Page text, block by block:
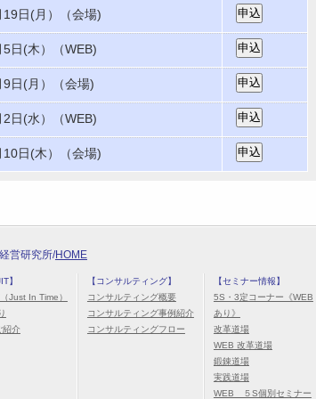
19日(月）（会場)
5日(木）（WEB)
9日(月）（会場)
2日(水）（WEB)
10日(木）（会場)
営研究所/HOME
】
Just In Time）
紹介
【コンサルティング】
コンサルティング概要
コンサルティング事例紹介
コンサルティングフロー
【セミナー情報】
5S・3定コーナー《WEB
あり》
改革道場
WEB 改革道場
鍛錬道場
実践道場
WEB ５S個別セミナー